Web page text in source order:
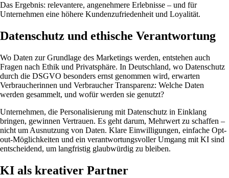
Das Ergebnis: relevantere, angenehmere Erlebnisse – und für
Unternehmen eine höhere Kundenzufriedenheit und Loyalität.
Datenschutz und ethische Verantwortung
Wo Daten zur Grundlage des Marketings werden, entstehen auch
Fragen nach Ethik und Privatsphäre. In Deutschland, wo Datenschutz
durch die DSGVO besonders ernst genommen wird, erwarten
Verbraucherinnen und Verbraucher Transparenz: Welche Daten
werden gesammelt, und wofür werden sie genutzt?
Unternehmen, die Personalisierung mit Datenschutz in Einklang
bringen, gewinnen Vertrauen. Es geht darum, Mehrwert zu schaffen –
nicht um Ausnutzung von Daten. Klare Einwilligungen, einfache Opt-
out-Möglichkeiten und ein verantwortungsvoller Umgang mit KI sind
entscheidend, um langfristig glaubwürdig zu bleiben.
KI als kreativer Partner